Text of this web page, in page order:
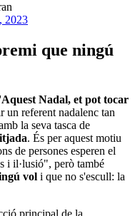
2023
que ningú
Aquest Nadal, et pot tocar
referent nadalenc tan
la seva tasca de
. És per aquest motiu
de persones esperen el
i il·lusió", però també
vol i que no s'escull: la